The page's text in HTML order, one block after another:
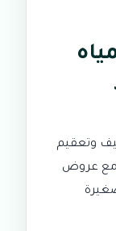
تقدّم تنظيف وتعقيم
مع عروض